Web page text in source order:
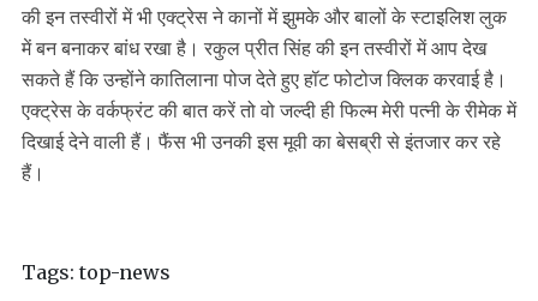
की इन तस्वीरों में भी एक्ट्रेस ने कानों में झुमके और बालों के स्टाइलिश लुक
में बन बनाकर बांध रखा है। रकुल प्रीत सिंह की इन तस्वीरों में आप देख
सकते हैं कि उन्होंने कातिलाना पोज देते हुए हॉट फोटोज क्लिक करवाई है।
एक्ट्रेस के वर्कफ्रंट की बात करें तो वो जल्दी ही फिल्म मेरी पत्नी के रीमेक में
दिखाई देने वाली हैं। फैंस भी उनकी इस मूवी का बेसब्री से इंतजार कर रहे
हैं।
Tags: top-news